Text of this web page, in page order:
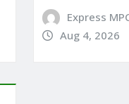
Express
Aug 4, 2026